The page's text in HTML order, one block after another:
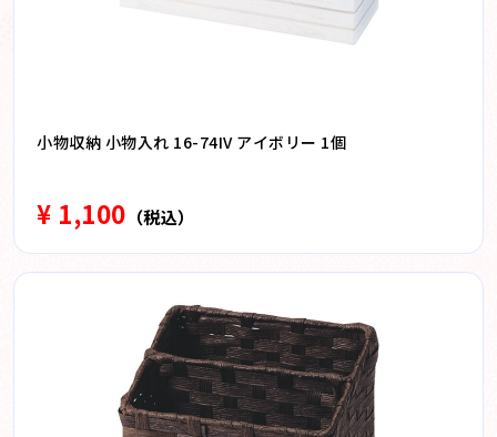
小物収納 小物入れ 16-74IV アイボリー 1個
¥ 1,100 （税込）